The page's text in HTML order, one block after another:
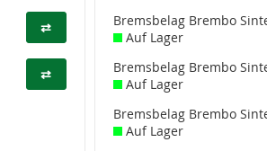
⇄
⇄
Bremsbelag Brembo
Auf Lager
Bremsbelag Brembo
Auf Lager
Bremsbelag Brembo
Auf Lager